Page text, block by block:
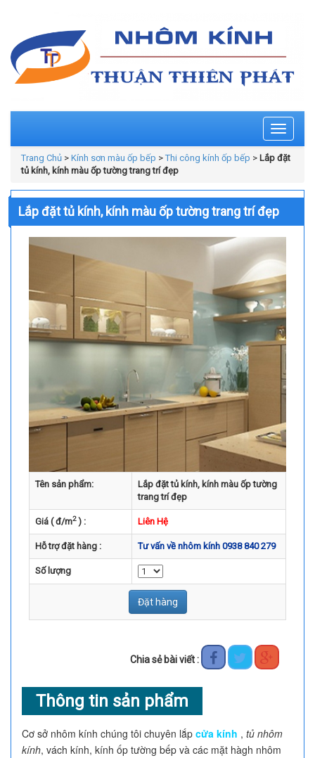
Toggle
Trang Chủ > Kính sơn màu ốp bếp > Thi công kính ốp bếp > Lắp đặt
tủ kính, kính màu ốp tường trang trí đẹp
Lắp đặt tủ kính, kính màu ốp tường trang trí đẹp
Tên sản phẩm:
Lắp đặt tủ kính, kính màu ốp tường
trang trí đẹp
Giá ( đ/m2) : Liên Hệ
Hỗ trợ đặt hàng : Tư vấn về nhôm kính 0938 840 279
Số lượng
Đặt hàng
Chia sẻ bài viết :
Thông tin sản phẩm
Cơ sở nhôm kính chúng tôi chuyên lắp cửa kính , tủ nhôm
kính, vách kính, kính ốp tường bếp và các mặt hàgh nhôm